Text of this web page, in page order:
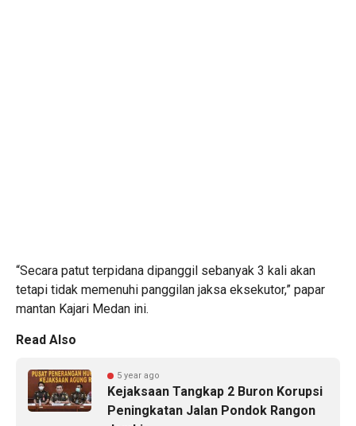
“Secara patut terpidana dipanggil sebanyak 3 kali akan
tetapi tidak memenuhi panggilan jaksa eksekutor,” papar
mantan Kajari Medan ini.
Read Also
5 year ago
Kejaksaan Tangkap 2 Buron Korupsi
Peningkatan Jalan Pondok Rangon